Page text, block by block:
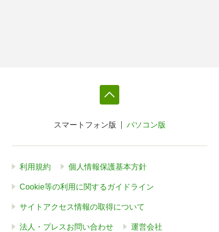
スマートフォン版 パソコン版
利用規約 個人情報保護基本方針
Cookie等の利用に関するガイドライン
サイトアクセス情報の取得について
法人・プレスお問い合わせ 運営会社